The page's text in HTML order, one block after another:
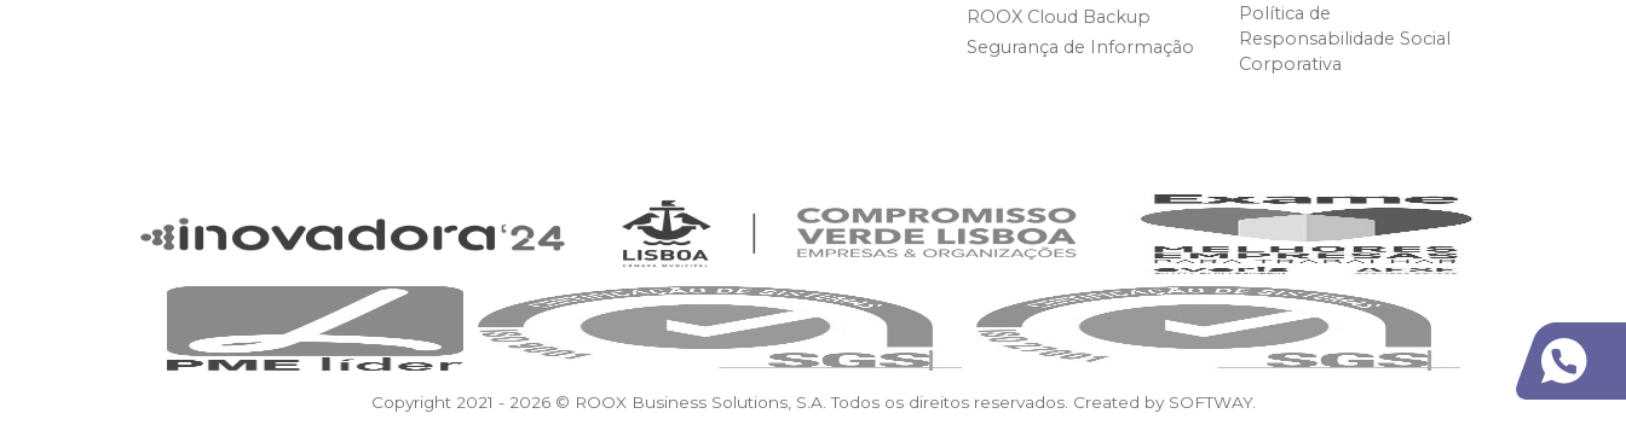
ROOX Cloud Backup
Segurança de Informação
Política de
Responsabilidade Social
Corporativa
Copyright 2021 - 2026 © ROOX Business Solutions, S.A. Todos os direitos reservados. Created by SOFTWAY.